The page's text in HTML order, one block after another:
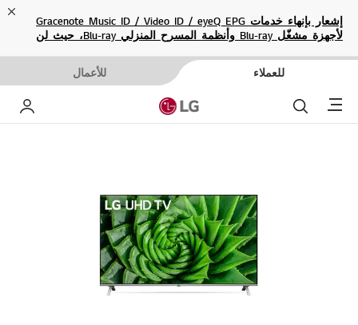
إشعار بإنهاء خدمات Gracenote Music ID / Video ID / eyeQ EPG
لأجهزة مشغّل Blu-ray وأنظمة المسرح المنزلي Blu-ray، حيث لن
للعملاء للأعمال
Menu بحث